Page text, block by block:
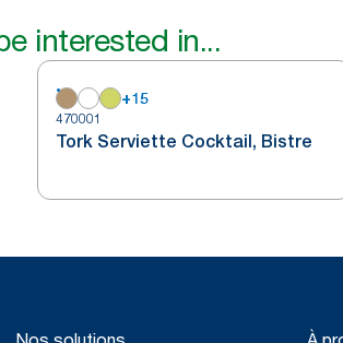
interested in...
+15
470001
Tork Serviette Cocktail, Bistre